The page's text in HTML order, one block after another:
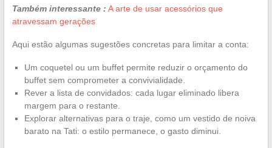
Também interessante : A arte de usar acessórios que
atravessam gerações
Aqui estão algumas sugestões concretas para limitar a conta:
Um coquetel ou um buffet permite reduzir o orçamento do
buffet sem comprometer a convivialidade.
Rever a lista de convidados: cada lugar eliminado libera
margem para o restante.
Explorar alternativas para o traje, como um vestido de noiva
barato na Tati: o estilo permanece, o gasto diminui.